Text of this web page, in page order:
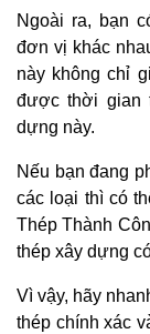
Ngoài ra, bạn
đơn vị khác
này không chỉ
được thời gian
dựng này.
Nếu bạn đang
các loại thì có
Thép Thành
thép xây dựng
Vì vậy, hãy
thép chính xác